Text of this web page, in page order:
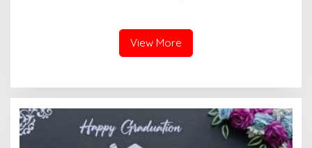
View More